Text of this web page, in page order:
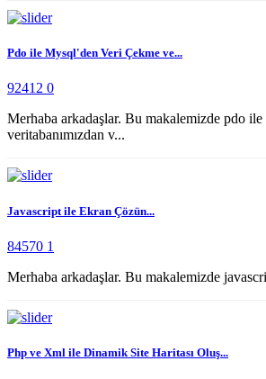
Pdo ile Mysql'den Veri Çekme ve...
92412 0
Merhaba arkadaşlar. Bu makalemizde pdo ile
veritabanımızdan v...
Javascript ile Ekran Çözün...
84570 1
Merhaba arkadaşlar. Bu makalemizde
Php ve Xml ile Dinamik Site Haritası Oluş...